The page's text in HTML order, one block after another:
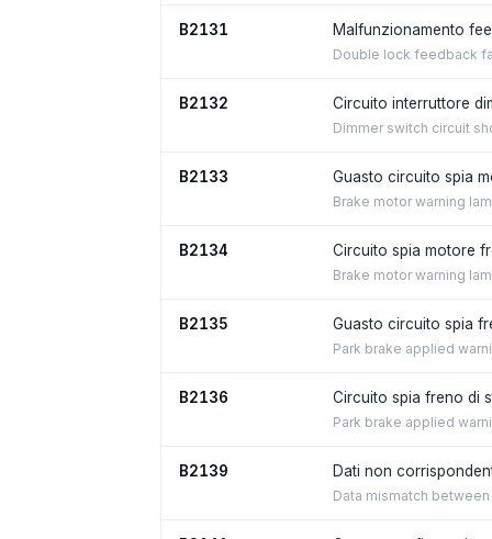
B2131 Malfunzionamento
Double lock feedback
B2132 Circuito interruttore
Dimmer switch circuit
B2133 Guasto circuito spia
Brake motor warning
B2134 Circuito spia motore
Brake motor warning
B2135 Guasto circuito spia
Park brake applied
B2136 Circuito spia freno di
Park brake applied
B2139 Dati non
Data mismatch